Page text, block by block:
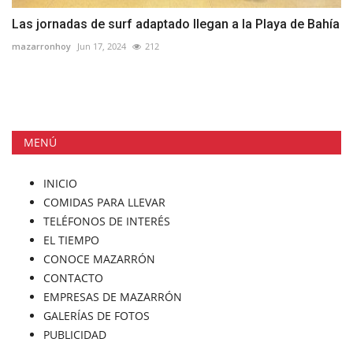
Las jornadas de surf adaptado llegan a la Playa de Bahía
mazarronhoy Jun 17, 2024 212
MENÚ
INICIO
COMIDAS PARA LLEVAR
TELÉFONOS DE INTERÉS
EL TIEMPO
CONOCE MAZARRÓN
CONTACTO
EMPRESAS DE MAZARRÓN
GALERÍAS DE FOTOS
PUBLICIDAD